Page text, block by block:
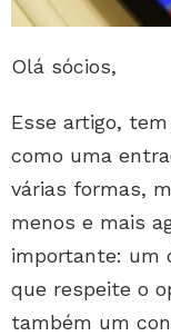
Olá sócios,
Esse artigo,
como uma
várias formas,
menos e mais
importante: um
que respeite o
também um